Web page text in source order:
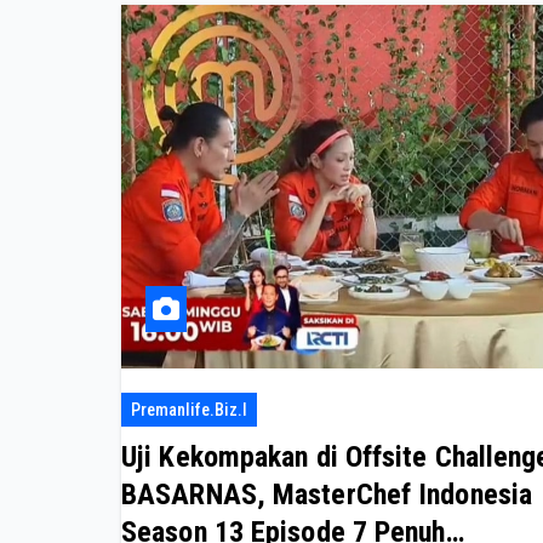
Premanlife.biz.i
Uji Kekompakan di Offsite
BASARNAS, MasterChef Indonesia
Season 13 Episode 7 Penuh